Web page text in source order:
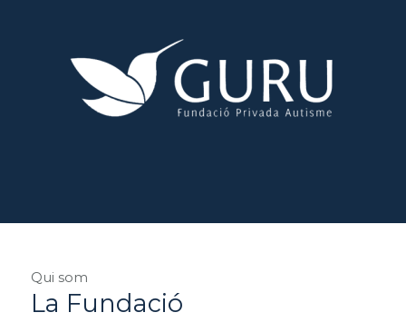
Qui som
La Fundació